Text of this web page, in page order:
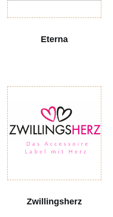
Eterna
Zwillingsherz